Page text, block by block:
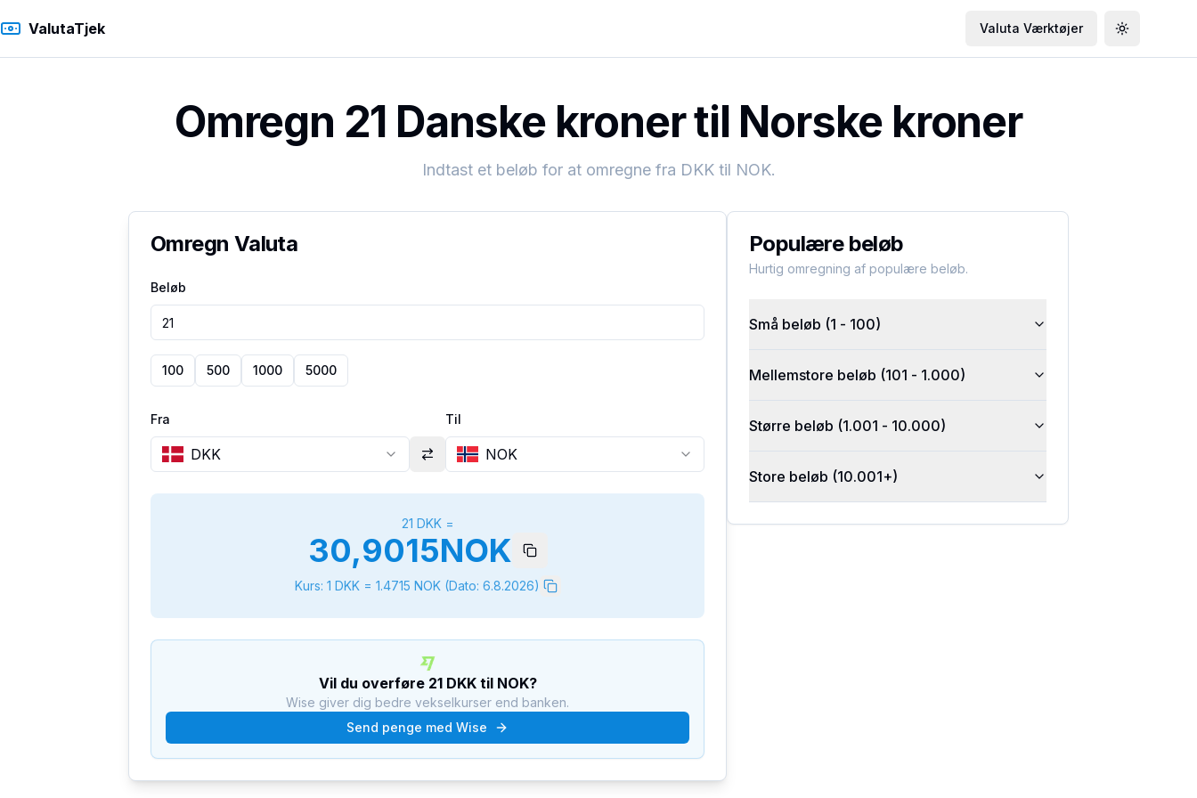
ValutaTjek Valuta Værktøjer Toggle
Omregn 21 Danske kroner til Norske kroner
Indtast et beløb for at omregne fra DKKtil NOK.
Omregn Valuta
Beløb
100 500 1000 5000
Fra
DKK
Til
NOK
21 DKK=
30,9015NOK
Kurs: 1 DKK= 1.4715 NOK(Dato: 6.8.2026)
Vil du overføre 21 DKKtil NOK?
Wise giver dig bedre vekselkurser end banken.
Send penge med Wise
Populære beløb
Hurtig omregning af populære beløb.
Små beløb (1 - 100)
Mellemstore beløb (101 - 1.000)
Større beløb (1.001 - 10.000)
Store beløb (10.001+)